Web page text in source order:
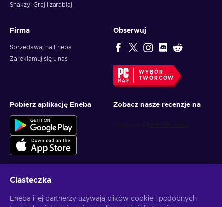
Snakzy: Graj i zarabiaj
Firma
Sprzedawaj na Eneba
Zareklamuj się u nas
Obserwuj
WYBÓR
TWÓRCÓW
Pobierz aplikację Eneba Zobacz nasze recenzje na
Ciasteczka
Eneba i jej partnerzy używają plików cookie i podobnych